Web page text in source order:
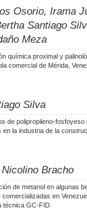
Osorio, Irama
Santiago
Meza
química proximal y
comercial de Mérida,
Silva
de polipropileno-fosfoyeso
en la industria de la
Bracho
de metanol en algunas
comercializadas en
técnica GC-FID